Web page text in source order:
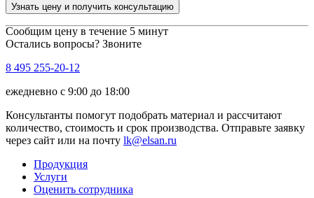
Узнать цену и получить консультацию
Сообщим цену в течение 5 минут
Остались вопросы? Звоните
8 495 255-20-12
ежедневно с 9:00 до 18:00
Консультанты помогут подобрать материал и рассчитают
количество, стоимость и срок производства. Отправьте заявку
через сайт или на почту lk@elsan.ru
Продукция
Услуги
Оценить сотрудника